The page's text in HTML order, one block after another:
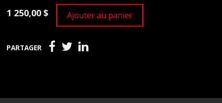
1 250,00 $ Ajouter au panier
PARTAGER